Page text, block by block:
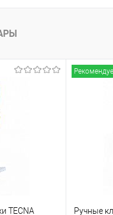
TECNA
Ручные